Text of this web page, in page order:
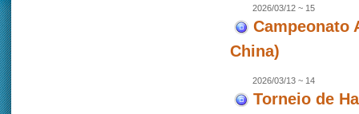
2026/03/12 ~ 15
Campeonato
China)
2026/03/13 ~ 14
Torneio de